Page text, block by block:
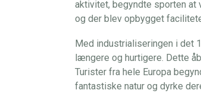
aktivitet, begyndte sporten at
og der blev opbygget
Med industrialiseringen i det
længere og hurtigere. Dette
Turister fra hele Europa
fantastiske natur og dyrke